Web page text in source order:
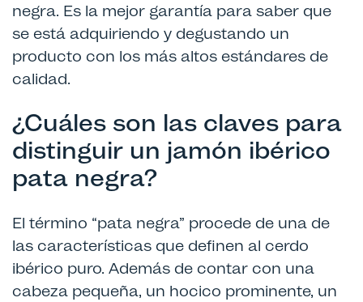
negra. Es la mejor garantía para saber que
se está adquiriendo y degustando un
producto con los más altos estándares de
calidad.
¿Cuáles son las claves para
distinguir un jamón ibérico
pata negra?
El término “pata negra” procede de una de
las características que definen al cerdo
ibérico puro. Además de contar con una
cabeza pequeña, un hocico prominente, un